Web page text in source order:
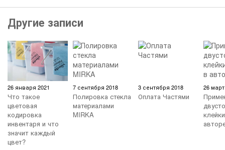
Другие записи
26 января 2021
Что такое
цветовая
кодировка
инвентаря и что
значит каждый
цвет?
7 сентября 2018
Полировка стекла
материалами
MIRKA
3 сентября 2018
Оплата Частями
26